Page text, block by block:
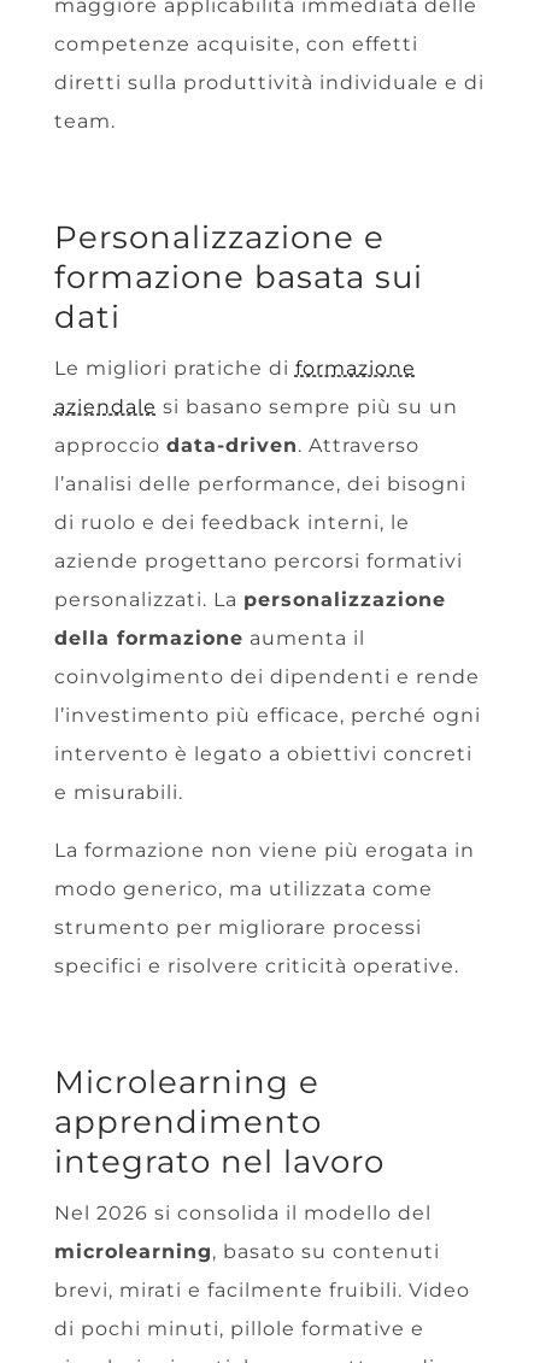
maggiore applicabilità immediata delle
competenze acquisite, con effetti
diretti sulla produttività individuale e di
team.
Personalizzazione e
formazione basata sui
dati
Le migliori pratiche di formazione
aziendale si basano sempre più su un
approccio data-driven. Attraverso
l’analisi delle performance, dei bisogni
di ruolo e dei feedback interni, le
aziende progettano percorsi formativi
personalizzati. La personalizzazione
della formazione aumenta il
coinvolgimento dei dipendenti e rende
l’investimento più efficace, perché ogni
intervento è legato a obiettivi concreti
e misurabili.
La formazione non viene più erogata in
modo generico, ma utilizzata come
strumento per migliorare processi
specifici e risolvere criticità operative.
Microlearning e
apprendimento
integrato nel lavoro
Nel 2026 si consolida il modello del
microlearning, basato su contenuti
brevi, mirati e facilmente fruibili. Video
di pochi minuti, pillole formative e